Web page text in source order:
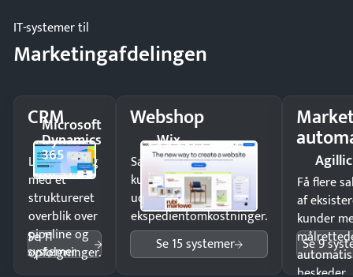
IT-systemer til
Marketingafdelingen
CRM
Microsoft
Dynamics
365
Luk flere salg
med et
struktureret
overblik over
pipeline og
opfølgninger.
Se 11
systemer
Webshop
Wix
Sælg produkter 24/7 til
kunder i hele landet
uden
ekspedientomkostninger.
Se 15 systemer
Agillic
Få flere
af
kunder
Se 9